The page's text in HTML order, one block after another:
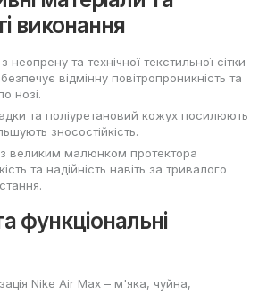
виконання
та технічної текстильної сітки
відмінну повітропроникність та
нозі.
та поліуретановий кожух посилюють
зносостійкість.
великим малюнком протектора
та надійність навіть за тривалого
функціональні
Nike Air Max – м'яка, чуйна,